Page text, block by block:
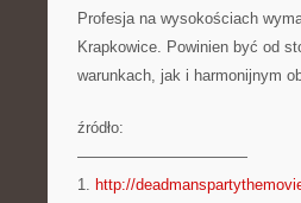
Profesja na wysokościach
Krapkowice. Powinien być od
warunkach, jak i harmonijnym
źródło:
———————————
1. http://